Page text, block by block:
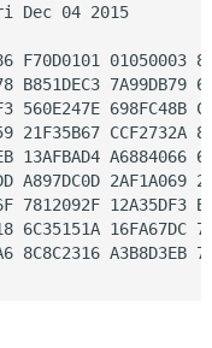
Dec 04 2015
F70D0101 01050003
B851DEC3 7A99DB79
560E247E 698FC48B
21F35B67 CCF2732A
13AFBAD4 A6884066
A897DC0D 2AF1A069
7812092F 12A35DF3
6C35151A 16FA67DC
8C8C2316 A3B8D3EB